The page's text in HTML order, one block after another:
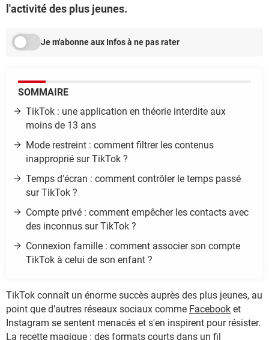
l'activité des plus jeunes.
Je m'abonne aux Infos à ne pas rater
SOMMAIRE
TikTok : une application en théorie interdite aux
moins de 13 ans
Mode restreint : comment filtrer les contenus
inapproprié sur TikTok ?
Temps d'écran : comment contrôler le temps passé
sur TikTok ?
Compte privé : comment empêcher les contacts avec
des inconnus sur TikTok ?
Connexion famille : comment associer son compte
TikTok à celui de son enfant ?
TikTok connaît un énorme succès auprès des plus jeunes, au
point que d'autres réseaux sociaux comme Facebook et
Instagram se sentent menacés et s'en inspirent pour résister.
La recette magique : des formats courts dans un fil